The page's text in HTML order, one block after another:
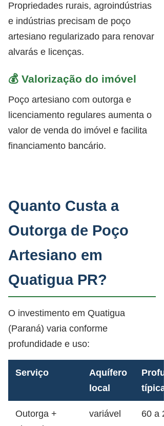
Propriedades rurais, agroindústrias
e indústrias precisam de poço
artesiano regularizado para renovar
alvarás e licenças.
💰 Valorização do imóvel
Poço artesiano com outorga e
licenciamento regulares aumenta o
valor de venda do imóvel e facilita
financiamento bancário.
Quanto Custa a
Outorga de Poço
Artesiano em
Quatigua PR?
O investimento em Quatigua
(Paraná) varia conforme
profundidade e uso:
Serviço
Aquífero
local
típica
Outorga +
variável 60 a